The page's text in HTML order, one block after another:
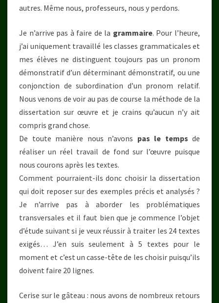
autres. Même nous, professeurs, nous y perdons.
Je n’arrive pas à faire de la grammaire. Pour l’heure,
j’ai uniquement travaillé les classes grammaticales et
mes élèves ne distinguent toujours pas un pronom
démonstratif d’un déterminant démonstratif, ou une
conjonction de subordination d’un pronom relatif.
Nous venons de voir au pas de course la méthode de la
dissertation sur œuvre et je crains qu’aucun n’y ait
compris grand chose.
De toute manière nous n’avons pas le temps de
réaliser un réel travail de fond sur l’œuvre puisque
nous courons après les textes.
Comment pourraient-ils donc choisir la dissertation
qui doit reposer sur des exemples précis et analysés ?
Je n’arrive pas à aborder les problématiques
transversales et il faut bien que je commence l’objet
d’étude suivant si je veux réussir à traiter les 24 textes
exigés… J’en suis seulement à 5 textes pour le
moment et c’est un casse-tête de les choisir puisqu’ils
doivent faire 20 lignes.
Cerise sur le gâteau : nous avons de nombreux retours